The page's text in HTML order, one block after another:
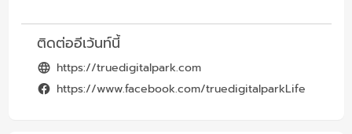
ติดต่ออีเว้นท์นี้
https://truedigitalpark.com
https://www.facebook.com/truedigitalparkLife